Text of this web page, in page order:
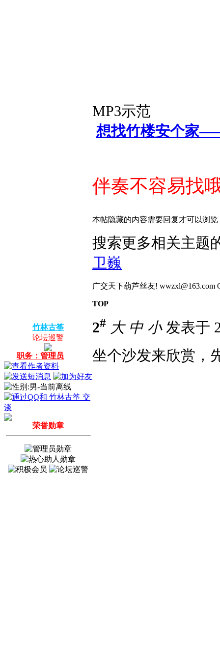
MP3示范
想找竹楼安个家
伴奏不容易找
本帖隐藏的内容需要回复才可以浏览
搜索更多相关主题
卫巍
广交天下葫芦丝友! wwzxl@163.com
TOP
竹林古筝
论坛巡警
职务：管理员
荣誉勋章
2# 大 中 小发表于
坐个沙发来欣赏，